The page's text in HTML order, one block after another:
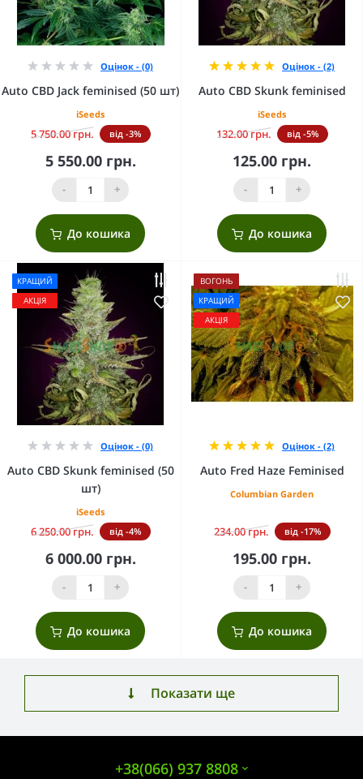
Оцінок - (0)
Auto CBD Jack feminised (50 шт)
iSeeds
5 750.00 грн. від -3%
5 550.00 грн.
- +
До кошика
Оцінок - (2)
Auto CBD Skunk feminised
iSeeds
132.00 грн. від -5%
125.00 грн.
- +
До кошика
КРАЩИЙ
АКЦІЯ
Оцінок - (0)
Auto CBD Skunk feminised (50
шт)
iSeeds
6 250.00 грн. від -4%
6 000.00 грн.
- +
До кошика
ВОГОНЬ
КРАЩИЙ
АКЦІЯ
Оцінок - (2)
Auto Fred Haze Feminised
Columbian Garden
234.00 грн. від -17%
195.00 грн.
- +
До кошика
Показати ще
+38(066) 937 8808